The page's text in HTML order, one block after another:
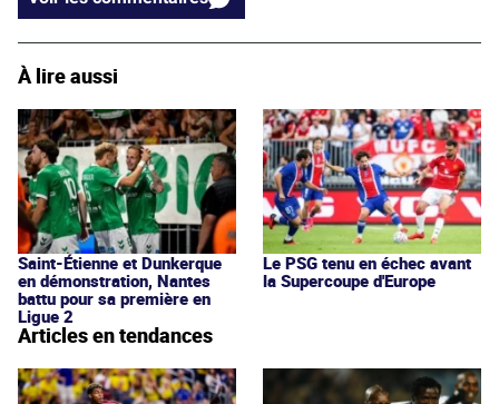
À lire aussi
Saint-Étienne et Dunkerque
en démonstration, Nantes
battu pour sa première en
Ligue 2
Le PSG tenu en échec avant
la Supercoupe d'Europe
Articles en tendances